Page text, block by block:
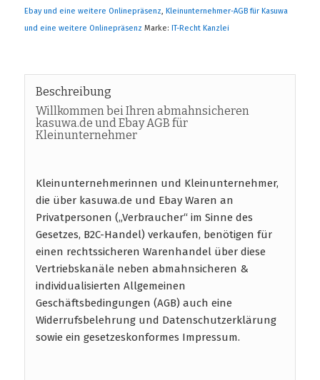
Ebay und eine weitere Onlinepräsenz, Kleinunternehmer-AGB für Kasuwa
und eine weitere Onlinepräsenz Marke: IT-Recht Kanzlei
Beschreibung
Willkommen bei Ihren abmahnsicheren
kasuwa.de und Ebay AGB für
Kleinunternehmer
Kleinunternehmerinnen und Kleinunternehmer,
die über kasuwa.de und Ebay Waren an
Privatpersonen („Verbraucher“ im Sinne des
Gesetzes, B2C-Handel) verkaufen, benötigen für
einen rechtssicheren Warenhandel über diese
Vertriebskanäle neben abmahnsicheren &
individualisierten Allgemeinen
Geschäftsbedingungen (AGB) auch eine
Widerrufsbelehrung und Datenschutzerklärung
sowie ein gesetzeskonformes Impressum.